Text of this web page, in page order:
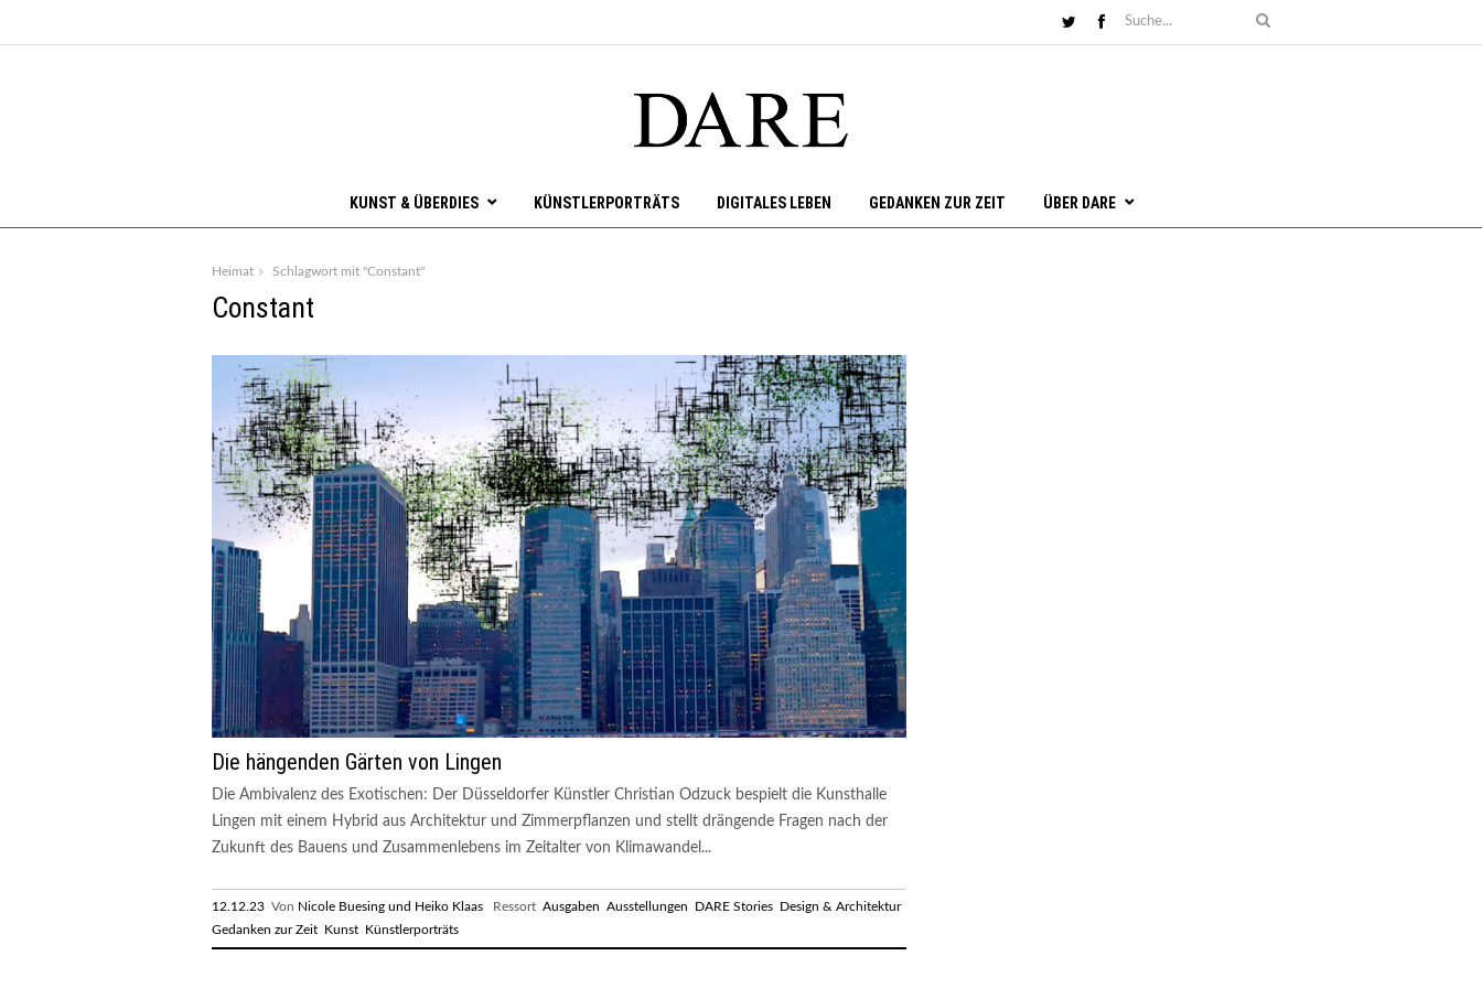
KUNST & ÜBERDIES KÜNSTLERPORTRÄTS DIGITALES LEBEN GEDANKEN ZUR ZEIT ÜBER DARE
Heimat Schlagwort mit "Constant"
Constant
Die hängenden Gärten von Lingen
Die Ambivalenz des Exotischen: Der Düsseldorfer Künstler Christian Odzuck bespielt die Kunsthalle
Lingen mit einem Hybrid aus Architektur und Zimmerpflanzen und stellt drängende Fragen nach der
Zukunft des Bauens und Zusammenlebens im Zeitalter von Klimawandel...
12.12.23 Von Nicole Buesing und Heiko Klaas Ressort Ausgaben Ausstellungen DARE Stories Design & Architektur
Gedanken zur Zeit Kunst Künstlerporträts